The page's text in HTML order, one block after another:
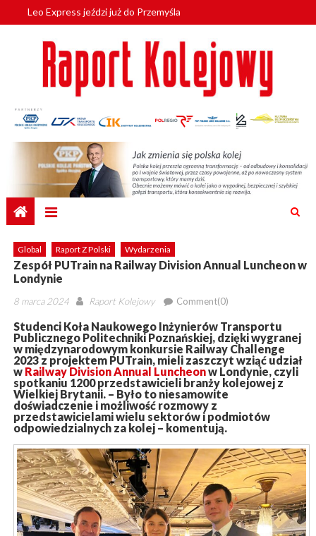
to
Leo Express jeździ już do Przemyśla
České dráhy mają już wszystkie Vectrony na 230 km/h
Global Raport Z Polski Wydarzenia
Zespół PUTrain na Railway Division Annual Luncheon w
Londynie
Posted
8 marca 2024 Author
Raport Kolejowy Comment(0)
Studenci Koła Naukowego Inżynierów Transportu
Publicznego Politechniki Poznańskiej, dzięki wygranej
w międzynarodowym konkursie Railway Challenge
2023 z projektem PUTrain, mieli zaszczyt wziąć udział
w Railway Division Annual Luncheonw Londynie, czyli
spotkaniu 1200 przedstawicieli branży kolejowej z
Wielkiej Brytanii. – Było to niesamowite
doświadczenie i możliwość rozmowy z
przedstawicielami wielu sektorów i podmiotów
odpowiedzialnych za kolej – komentują.